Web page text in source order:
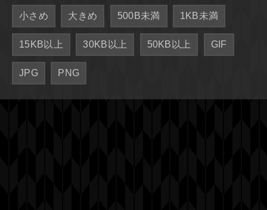
小さめ 大きめ 500B未満 1KB未満
15KB以上 30KB以上 50KB以上 GIF
JPG PNG